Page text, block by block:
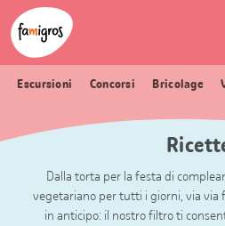
Navigazione
segnalibri
Header
Logo
Escursioni Concorsi Bricolage
Dalla torta per la festa di
vegetariano per tutti i giorni, via via
in anticipo: il nostro filtro ti